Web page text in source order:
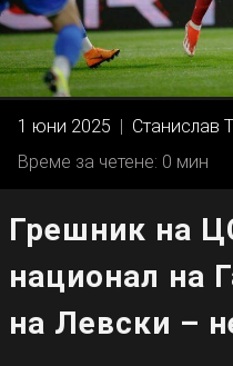
1 юни 2025
Станислав
Време за четене: 0 мин
Грешник на
национал на
на Левски –